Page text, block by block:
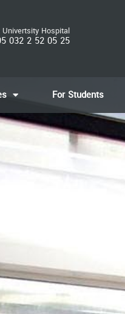
Hospital
032 2 52 05 25
For Students